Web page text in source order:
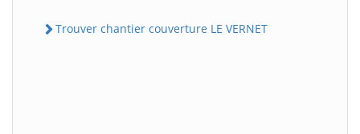
Trouver chantier couverture LE VERNET